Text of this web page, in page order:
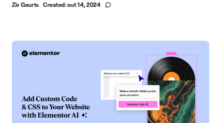
Ziv Geurts Created:out 14, 2024